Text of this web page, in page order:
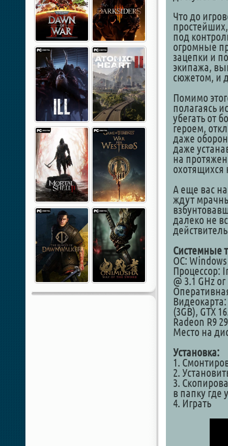
Что до
под
огромные
зацепки и
экипажа,
сюжетом, и
Помимо
полагаясь
убегать от
героем,
даже
даже
на
охотящихся
А еще вас
ждут
далеко не
Системные
ОС:
Процессор:
@ 3.1 GHz
Видеокарта:
(3GB), GTX
Radeon R9
Место на
Установка:
1.
2.
3.
в папку где
4. Играть